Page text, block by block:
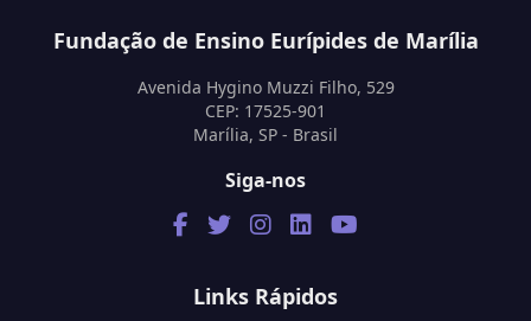
Fundação de Ensino Eurípides de Marília
Avenida Hygino Muzzi Filho, 529
CEP: 17525-901
Marília, SP - Brasil
Siga-nos
Links Rápidos